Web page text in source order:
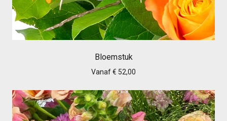
Bloemstuk
Vanaf € 52,00